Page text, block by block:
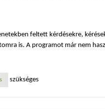
feltett kérdésekre,
is. A programot már nem
szükséges